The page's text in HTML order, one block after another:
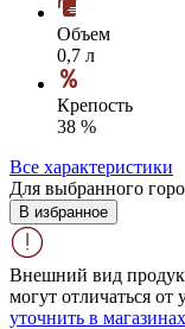
Объем
0,7 л
Крепость
38 %
Все характеристики
Для выбранного
В избранное
Внешний вид
могут отличаться от
уточнить в